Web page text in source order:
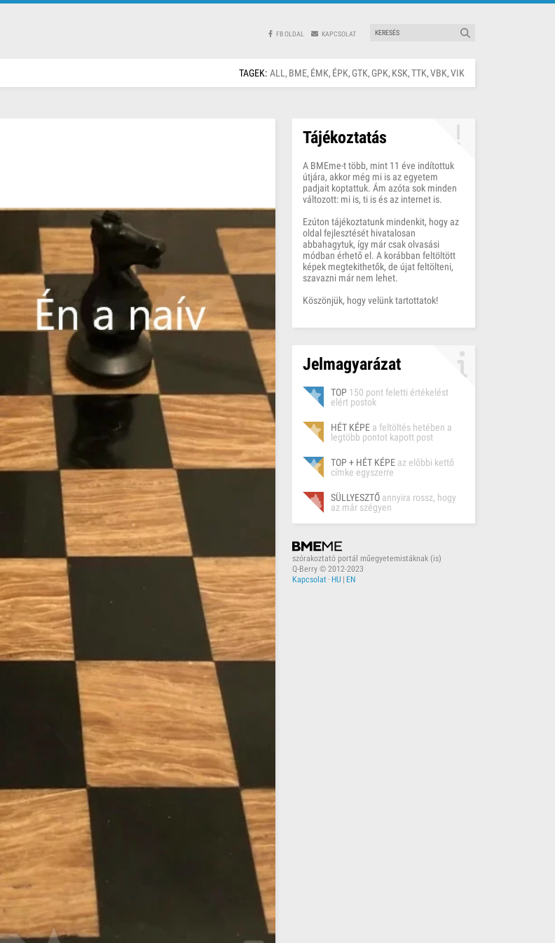
FB OLDAL KAPCSOLAT
TAGEK: ALL BME ÉMK ÉPK GTK GPK KSK TTK VBK VIK
Tájékoztatás
A BMEme-t több, mint 11 éve indítottuk
útjára, akkor még mi is az egyetem
padjait koptattuk. Ám azóta sok minden
változott: mi is, ti is és az internet is.
Ezúton tájékoztatunk mindenkit, hogy az
oldal fejlesztését hivatalosan
abbahagytuk, így már csak olvasási
módban érhető el. A korábban feltöltött
képek megtekithetők, de újat feltölteni,
szavazni már nem lehet.
Köszönjük, hogy velünk tartottatok!
Jelmagyarázat
TOP 150 pont feletti értékelést
elért postok
HÉT KÉPE a feltöltés hetében a
legtöbb pontot kapott post
TOP + HÉT KÉPE az előbbi kettő
címke egyszerre
SÜLLYESZTŐ annyira rossz, hogy
az már szégyen
szórakoztató portál műegyetemistáknak (is)
Q-Berry © 2012-2023
Kapcsolat · HU | EN